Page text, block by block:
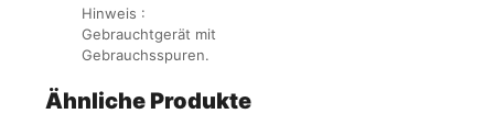
Hinweis :
Gebrauchtgerät mit
Gebrauchsspuren.
Ähnliche Produkte